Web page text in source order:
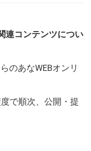
連コンテンツについ
のあなWEBオンリ
で順次、公開・提